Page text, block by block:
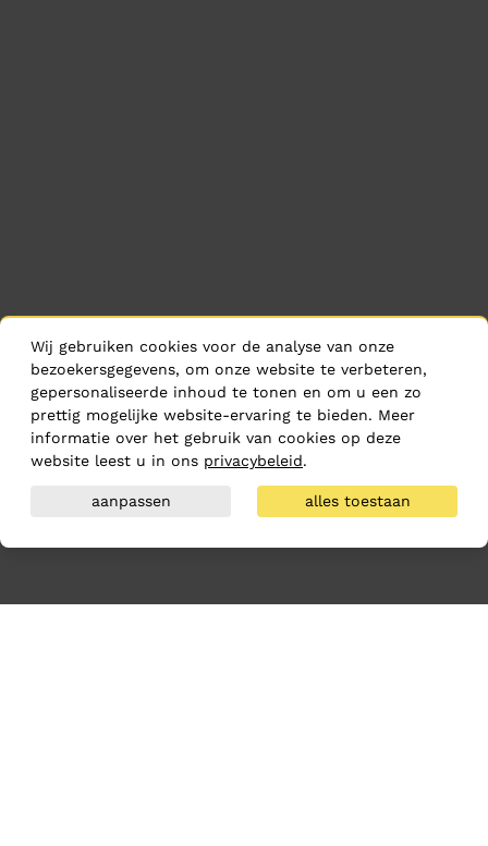
Wij gebruiken cookies voor de analyse van onze
bezoekersgegevens, om onze website te verbeteren,
gepersonaliseerde inhoud te tonen en om u een zo
prettig mogelijke website-ervaring te bieden. Meer
informatie over het gebruik van cookies op deze
website leest u in ons privacybeleid.
aanpassen alles toestaan